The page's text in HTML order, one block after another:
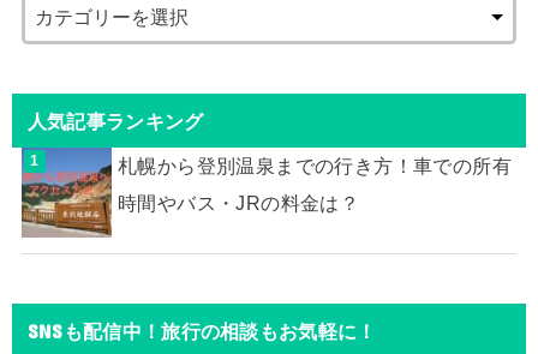
人気記事ランキング
札幌から登別温泉までの行き方！車での所有
時間やバス・JRの料金は？
SNSも配信中！旅行の相談もお気軽に！